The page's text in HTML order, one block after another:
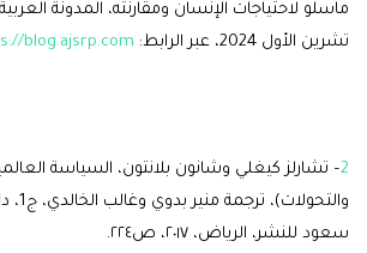
تشرين الأول 2024، عبر الرابط:
blog.ajsrp.com/
2– تشارلز كيغلي وشانون بلانتون، السياسة
سعود للنشر، الرياض، ٢٠١٧، ص٢٢٤.